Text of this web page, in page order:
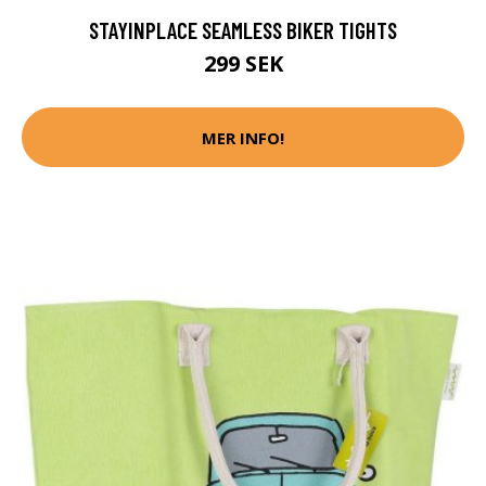
STAYINPLACE SEAMLESS BIKER TIGHTS
299 SEK
MER INFO!